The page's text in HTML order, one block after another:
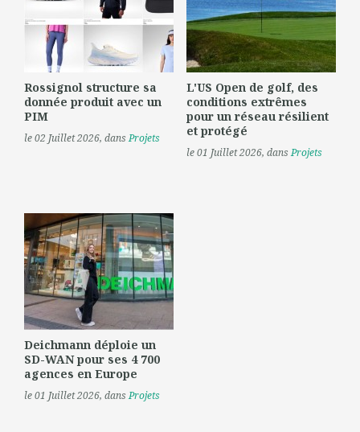
Rossignol structure sa
donnée produit avec un
PIM
le 02 Juillet 2026, dansProjets
L'US Open de golf, des
conditions extrêmes
pour un réseau résilient
et protégé
le 01 Juillet 2026, dansProjets
Deichmann déploie un
SD-WAN pour ses 4 700
agences en Europe
le 01 Juillet 2026, dansProjets